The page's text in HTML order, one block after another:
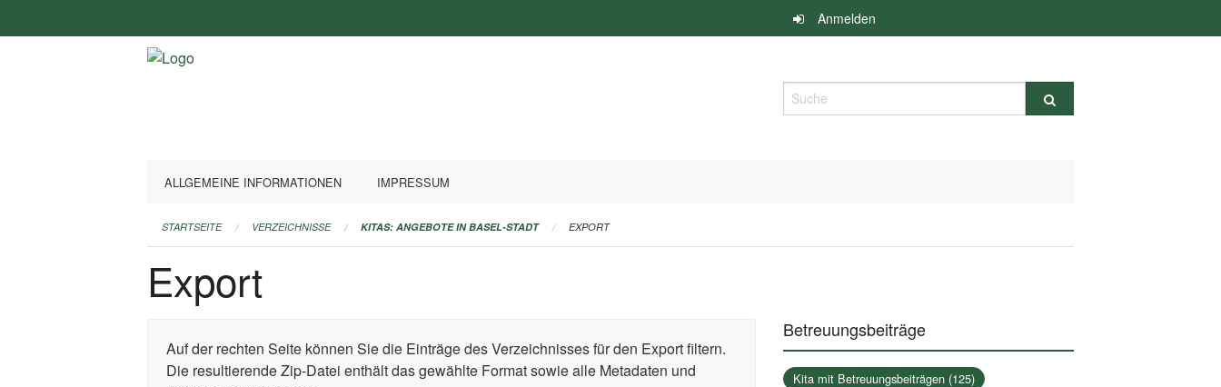
überspringen
Anmelden
Suche
ALLGEMEINE INFORMATIONEN IMPRESSUM
STARTSEITE VERZEICHNISSE KITAS: ANGEBOTE IN BASEL-STADT EXPORT
Export
Auf der rechten Seite können Sie die Einträge des Verzeichnisses für den Export filtern.
Die resultierende Zip-Datei enthält das gewählte Format sowie alle Metadaten und
Betreuungsbeiträge
Kita mit Betreuungsbeiträgen (125)